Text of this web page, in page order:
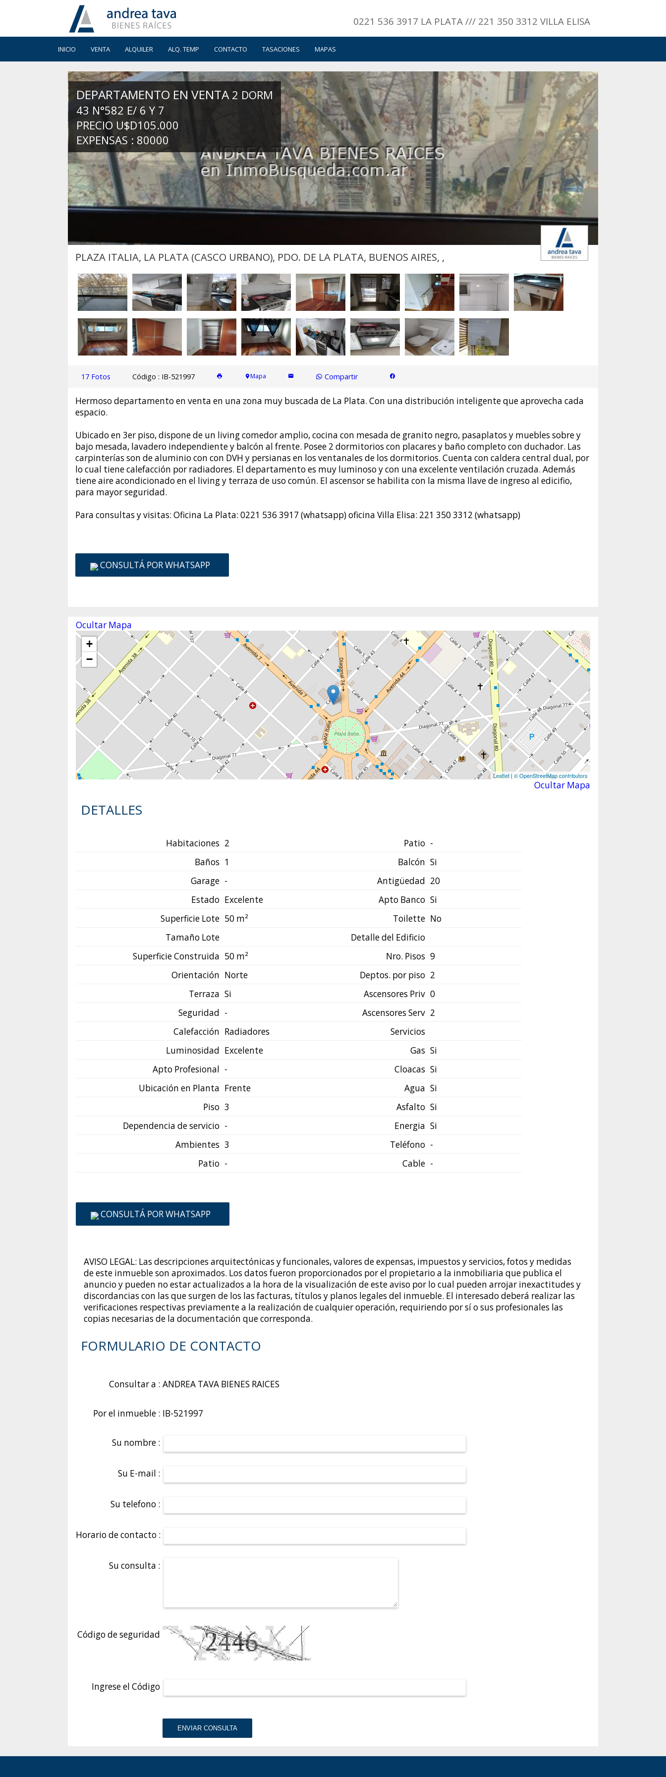
0221 536 3917 LA PLATA /// 221 350 3312 VILLA ELISA
INICIO VENTA ALQUILER ALQ. TEMP CONTACTO TASACIONES MAPAS
DEPARTAMENTO EN VENTA2 DORM
43 N°582 E/ 6 Y 7
PRECIO U$D105.000
EXPENSAS : 80000
PLAZA ITALIA, LA PLATA (CASCO URBANO), PDO. DE LA PLATA, BUENOS AIRES, ,
17 Fotos Código : IB-521997 Mapa Compartir
Hermoso departamento en venta en una zona muy buscada de La Plata. Con una distribución inteligente que aprovecha cada
espacio.
Ubicado en 3er piso, dispone de un living comedor amplio, cocina con mesada de granito negro, pasaplatos y muebles sobre y
bajo mesada, lavadero independiente y balcón al frente. Posee 2 dormitorios con placares y baño completo con duchador. Las
carpinterías son de aluminio con con DVH y persianas en los ventanales de los dormitorios. Cuenta con caldera central dual, por
lo cual tiene calefacción por radiadores. El departamento es muy luminoso y con una excelente ventilación cruzada. Además
tiene aire acondicionado en el living y terraza de uso común. El ascensor se habilita con la misma llave de ingreso al edicifio,
para mayor seguridad.
Para consultas y visitas: Oficina La Plata: 0221 536 3917 (whatsapp) oficina Villa Elisa: 221 350 3312 (whatsapp)
CONSULTÁ POR WHATSAPP
Ocultar Mapa
+
−
Leaflet | © OpenStreetMap contributors
Ocultar Mapa
DETALLES
Habitaciones 2 Patio -
Baños 1 Balcón Si
Garage - Antigüedad 20
Estado Excelente Apto Banco Si
Superficie Lote 50 m² Toilette No
Tamaño Lote
Detalle del Edificio
Superficie Construida 50 m² Nro. Pisos 9
Orientación Norte Deptos. por piso 2
Terraza Si Ascensores Priv 0
Seguridad - Ascensores Serv 2
Calefacción Radiadores
Servicios
Luminosidad Excelente Gas Si
Apto Profesional - Cloacas Si
Ubicación en Planta Frente Agua Si
Piso 3 Asfalto Si
Dependencia de servicio - Energia Si
Ambientes 3 Teléfono -
Patio - Cable -
CONSULTÁ POR WHATSAPP
AVISO LEGAL: Las descripciones arquitectónicas y funcionales, valores de expensas, impuestos y servicios, fotos y medidas
de este inmueble son aproximados. Los datos fueron proporcionados por el propietario a la inmobiliaria que publica el
anuncio y pueden no estar actualizados a la hora de la visualización de este aviso por lo cual pueden arrojar inexactitudes y
discordancias con las que surgen de los las facturas, títulos y planos legales del inmueble. El interesado deberá realizar las
verificaciones respectivas previamente a la realización de cualquier operación, requiriendo por sí o sus profesionales las
copias necesarias de la documentación que corresponda.
FORMULARIO DE CONTACTO
Consultar a : ANDREA TAVA BIENES RAICES
Por el inmueble : IB-521997
Su nombre :
Su E-mail :
Su telefono :
Horario de contacto :
Su consulta :
Código de seguridad
Ingrese el Código